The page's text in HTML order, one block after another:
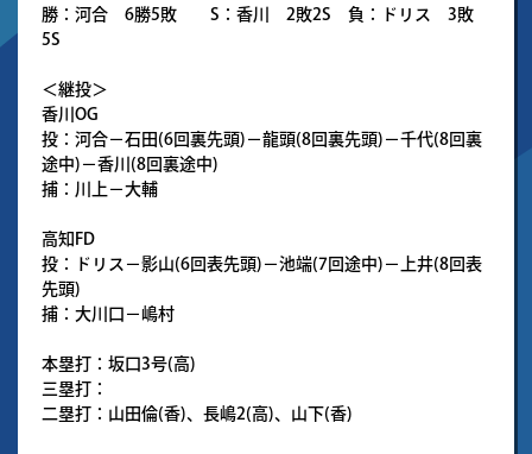
勝：河合 6勝5敗 S：香川 2敗2S 負：ドリス 3敗
5S
＜継投＞
香川OG
投：河合－石田(6回裏先頭)－龍頭(8回裏先頭)－千代(8回裏
途中)－香川(8回裏途中)
捕：川上－大輔
高知FD
投：ドリス－影山(6回表先頭)－池端(7回途中)－上井(8回表
先頭)
捕：大川口－嶋村
本塁打：坂口3号(高)
三塁打：
二塁打：山田倫(香)、長嶋2(高)、山下(香)